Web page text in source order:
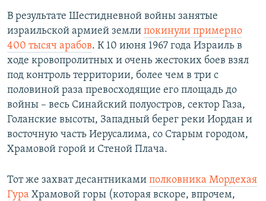
В результате Шестидневной войны занятые
израильской армией земли покинули примерно
400 тысяч арабов. К 10 июня 1967 года Израиль в
ходе кровопролитных и очень жестоких боев взял
под контроль территории, более чем в три с
половиной раза превосходящие его площадь до
войны – весь Синайский полуостров, сектор Газа,
Голанские высоты, Западный берег реки Иордан и
восточную часть Иерусалима, со Старым городом,
Храмовой горой и Стеной Плача.
Тот же захват десантниками полковника Мордехая
Гура Храмовой горы (которая вскоре, впрочем,